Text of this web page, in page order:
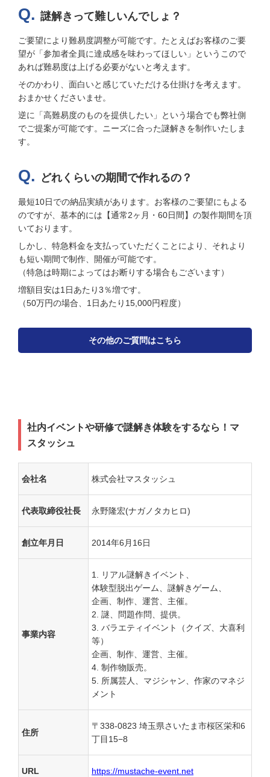
謎解きって難しいんでしょ？
ご要望により難易度調整が可能です。たとえばお客様のご要
望が「参加者全員に達成感を味わってほしい」というこので
あれば難易度は上げる必要がないと考えます。
そのかわり、面白いと感じていただける仕掛けを考えます。
おまかせくださいませ。
逆に「高難易度のものを提供したい」という場合でも弊社側
でご提案が可能です。ニーズに合った謎解きを制作いたしま
す。
どれくらいの期間で作れるの？
最短10日での納品実績があります。お客様のご要望にもよる
のですが、基本的には【通常2ヶ月・60日間】の製作期間を頂
いております。
しかし、特急料金を支払っていただくことにより、それより
も短い期間で制作、開催が可能です。
（特急は時期によってはお断りする場合もございます）
増額目安は1日あたり3％増です。
（50万円の場合、1日あたり15,000円程度）
その他のご質問はこちら
社内イベントや研修で謎解き体験をするなら！マ
スタッシュ
会社名 株式会社マスタッシュ
代表取締役社長 永野隆宏(ナガノタカヒロ)
創立年月日 2014年6月16日
事業内容
リアル謎解きイベント、
体験型脱出ゲーム、謎解きゲーム、
企画、制作、運営、主催。
謎、問題作問、提供。
バラエティイベント（クイズ、大喜利
等）
企画、制作、運営、主催。
制作物販売。
所属芸人、マジシャン、作家のマネジ
メント
住所
〒338-0823 埼玉県さいたま市桜区栄和6
丁目15−8
URL https://mustache-event.net